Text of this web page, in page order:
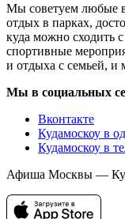
Мы советуем любые
отдых в парках,
куда можно сходить
спортивные
и отдыха с семьей, и
Мы в социальных
Вконтакте
Кудамоскоу в
Кудамоскоу в
Афиша Москвы —